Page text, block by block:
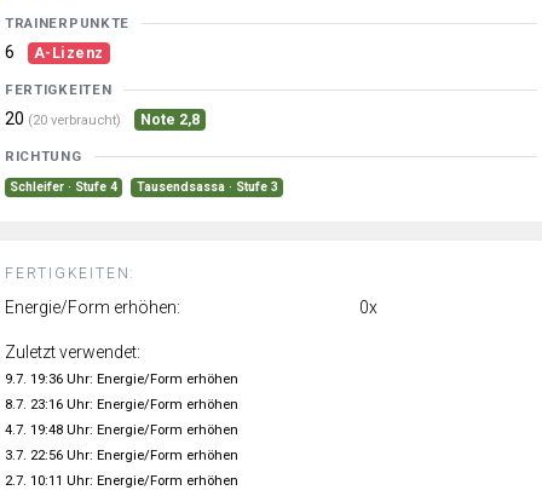
TRAINERPUNKTE
6 A-Lizenz
FERTIGKEITEN
20 (20 verbraucht) Note 2,8
RICHTUNG
Schleifer · Stufe 4 Tausendsassa · Stufe 3
FERTIGKEITEN:
Energie/Form erhöhen: 0x
Zuletzt verwendet:
9.7. 19:36 Uhr: Energie/Form erhöhen
8.7. 23:16 Uhr: Energie/Form erhöhen
4.7. 19:48 Uhr: Energie/Form erhöhen
3.7. 22:56 Uhr: Energie/Form erhöhen
2.7. 10:11 Uhr: Energie/Form erhöhen